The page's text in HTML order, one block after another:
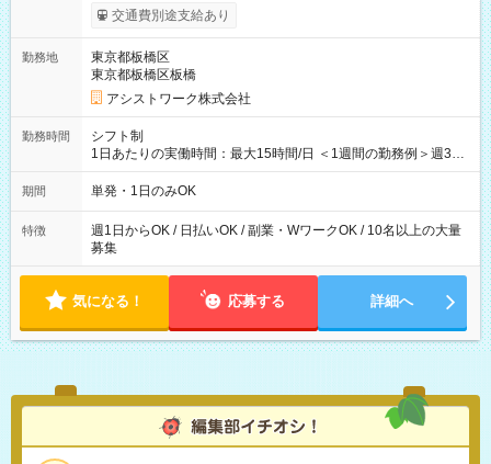
間】試用期間なし
交通費別途支給あり
勤務地
東京都板橋区
東京都板橋区板橋
アシストワーク株式会社
勤務時間
シフト制
1日あたりの実働時間：最大15時間/日 ＜1週間の勤務例＞週3回
勤務 勤務：月・水・金 休み：火・木・土・日 好きな時にお仕事
可能です！ ※1日あたりの最大実働時間は日勤、夜勤共に勤務し
期間 単発・1日のみOK
特徴
週1日からOK / 日払いOK / 副業・WワークOK / 10名以上の大量
募集
気になる！ 応募する 詳細へ